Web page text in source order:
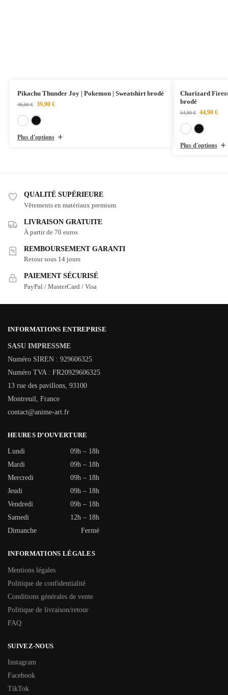
Pikachu Thunder Joy | Pokemon | Sweatshirt brodé
49,90€ 39,90 €
Plus d'options
Charizard
brodé
54,90€ 44,90 €
Plus d'options
QUALITÉ SUPÉRIEURE
Vêtements en matériaux premium
LIVRAISON GRATUITE
À partir de 70 euros
REMBOURSEMENT GARANTI
Retour sous 14 jours
PAIEMENT SÉCURISÉ
PayPal / MasterCard / Visa
INFORMATIONS ENTREPRISE
SASU IMPRESSME
Numéro SIREN : 929606325
Numéro TVA : FR20929606325
13 rue des pavillons, 93100
Montreuil, France
contact@anime-art.fr
HEURES D’OUVERTURE
Lundi
09h – 18h
Mardi
09h – 18h
Mercredi
09h – 18h
Jeudi
09h – 18h
Vendredi
09h – 18h
Samedi
12h – 18h
Dimanche
Fermé
INFORMATIONS LÉGALES
Mentions légales
Politique de confidentialité
Conditions générales de vente
Politique de livraison/retour
FAQ
SUIVEZ-NOUS
Instagram
Facebook
TikTok